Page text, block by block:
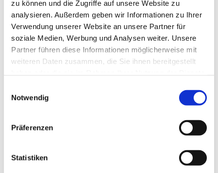
zu können und die Zugriffe auf unsere Website zu
analysieren. Außerdem geben wir Informationen zu Ihrer
Verwendung unserer Website an unsere Partner für
soziale Medien, Werbung und Analysen weiter. Unsere
Partner führen diese Informationen möglicherweise mit
weiteren Daten zusammen, die Sie ihnen bereitgestellt
Notwendig
Präferenzen
Statistiken